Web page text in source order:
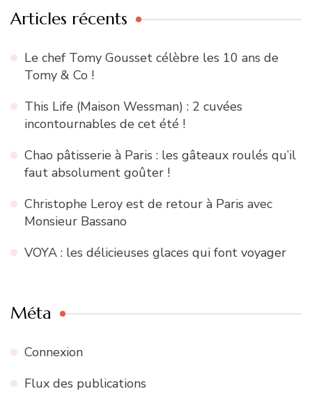
Articles récents
Le chef Tomy Gousset célèbre les 10 ans de
Tomy & Co !
This Life (Maison Wessman) : 2 cuvées
incontournables de cet été !
Chao pâtisserie à Paris : les gâteaux roulés qu’il
faut absolument goûter !
Christophe Leroy est de retour à Paris avec
Monsieur Bassano
VOYA : les délicieuses glaces qui font voyager
Méta
Connexion
Flux des publications